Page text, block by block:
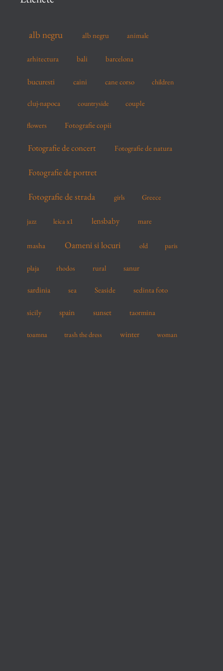
alb negru alb negru animale
arhitectura bali barcelona
bucuresti caini cane corso children
cluj-napoca countryside couple
flowers Fotografie copii
Fotografie de concert Fotografie de natura
Fotografie de portret
Fotografie de strada girls Greece
jazz leica x1 lensbaby mare
masha Oameni si locuri old paris
plaja rhodos rural sanur
sardinia sea Seaside sedinta foto
sicily spain sunset taormina
toamna trash the dress winter woman